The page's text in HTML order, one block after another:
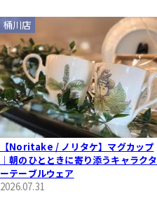
【Noritake / ノリタケ】マグカップ
｜朝のひとときに寄り添うキャラクタ
ーテーブルウェア
2026.07.31
桶川店